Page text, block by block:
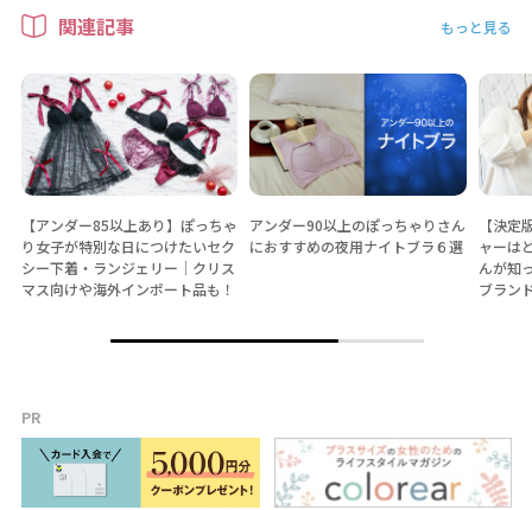
関連記事 もっと見る
【アンダー85以上あり】ぽっちゃ
り女子が特別な日につけたいセク
シー下着・ランジェリー│クリス
マス向けや海外インポート品も！
アンダー90以上のぽっちゃりさん
におすすめの夜用ナイトブラ６選
【決
ャーは
んが知
ブラン
PR